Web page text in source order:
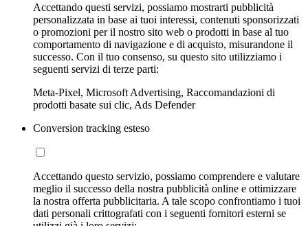
Accettando questi servizi, possiamo mostrarti pubblicità
personalizzata in base ai tuoi interessi, contenuti sponsorizzati
o promozioni per il nostro sito web o prodotti in base al tuo
comportamento di navigazione e di acquisto, misurandone il
successo. Con il tuo consenso, su questo sito utilizziamo i
seguenti servizi di terze parti:
Meta-Pixel, Microsoft Advertising, Raccomandazioni di
prodotti basate sui clic, Ads Defender
Conversion tracking esteso
Accettando questo servizio, possiamo comprendere e valutare
meglio il successo della nostra pubblicità online e ottimizzare
la nostra offerta pubblicitaria. A tale scopo confrontiamo i tuoi
dati personali crittografati con i seguenti fornitori esterni se